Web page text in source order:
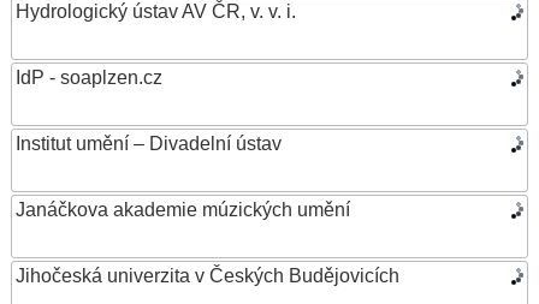
Hydrologický ústav AV ČR, v. v. i.
IdP - soaplzen.cz
Institut umění – Divadelní ústav
Janáčkova akademie múzických umění
Jihočeská univerzita v Českých Budějovicích